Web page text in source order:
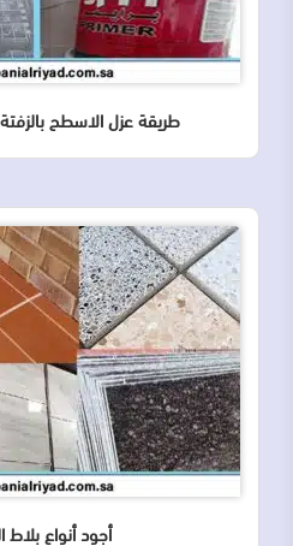
طريقة عزل الاسطح بالزفتة
أجود أنواع